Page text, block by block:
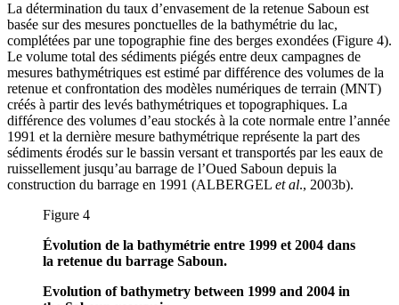
La détermination du taux d’envasement de la retenue Saboun est
basée sur des mesures ponctuelles de la bathymétrie du lac,
complétées par une topographie fine des berges exondées (Figure 4).
Le volume total des sédiments piégés entre deux campagnes de
mesures bathymétriques est estimé par différence des volumes de la
retenue et confrontation des modèles numériques de terrain (MNT)
créés à partir des levés bathymétriques et topographiques. La
différence des volumes d’eau stockés à la cote normale entre l’année
1991 et la dernière mesure bathymétrique représente la part des
sédiments érodés sur le bassin versant et transportés par les eaux de
ruissellement jusqu’au barrage de l’Oued Saboun depuis la
construction du barrage en 1991 (ALBERGEL et al., 2003b).
Figure 4
Évolution de la bathymétrie entre 1999 et 2004 dans
la retenue du barrage Saboun.
Evolution of bathymetry between 1999 and 2004 in